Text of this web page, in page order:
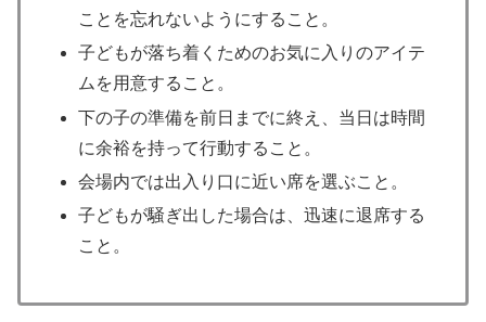
ことを忘れないようにすること。
子どもが落ち着くためのお気に入りのアイテ
ムを用意すること。
下の子の準備を前日までに終え、当日は時間
に余裕を持って行動すること。
会場内では出入り口に近い席を選ぶこと。
子どもが騒ぎ出した場合は、迅速に退席する
こと。